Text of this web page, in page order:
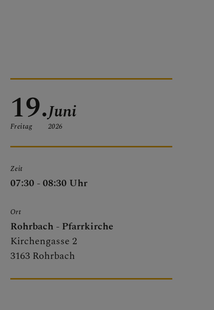
19.
Freitag
Juni
2026
Zeit
07:30 - 08:30 Uhr
Ort
Rohrbach - Pfarrkirche
Kirchengasse 2
3163 Rohrbach